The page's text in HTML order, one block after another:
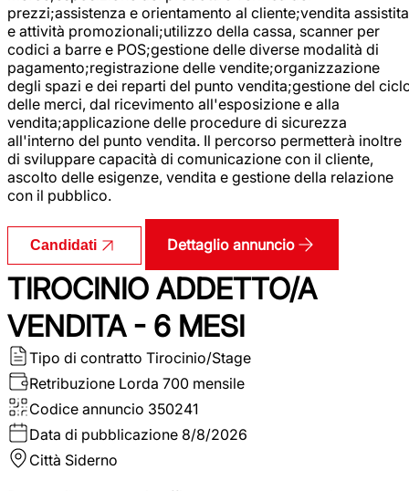
prezzi;assistenza e orientamento al cliente;vendita assistita
e attività promozionali;utilizzo della cassa, scanner per
codici a barre e POS;gestione delle diverse modalità di
pagamento;registrazione delle vendite;organizzazione
degli spazi e dei reparti del punto vendita;gestione del
delle merci, dal ricevimento all'esposizione e alla
vendita;applicazione delle procedure di sicurezza
all'interno del punto vendita. Il percorso permetterà inoltre
di sviluppare capacità di comunicazione con il cliente,
ascolto delle esigenze, vendita e gestione della relazione
con il pubblico.
Candidati Dettaglio annuncio
TIROCINIO ADDETTO/A
VENDITA - 6 MESI
Tipo di contratto Tirocinio/Stage
Retribuzione Lorda 700 mensile
Codice annuncio 350241
Data di pubblicazione 8/8/2026
Città Siderno